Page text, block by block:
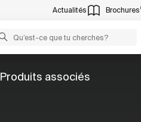
Actualités Brochures
Produits associés